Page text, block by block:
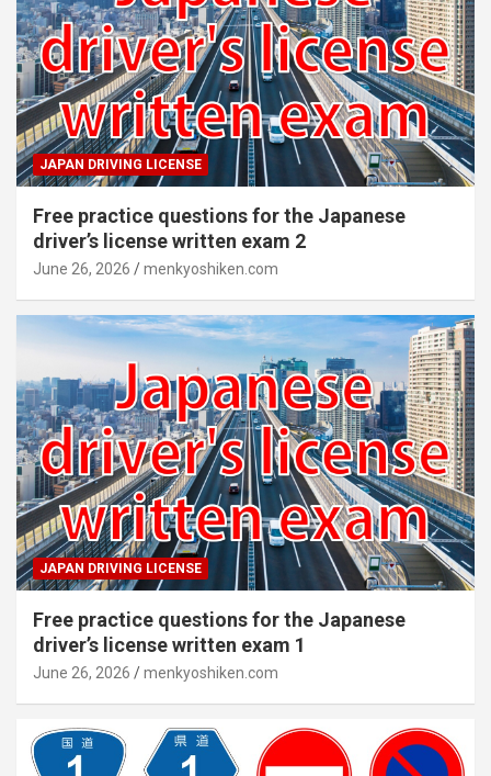
JAPAN DRIVING LICENSE
Free practice questions for the Japanese
driver’s license written exam 2
June 26, 2026 menkyoshiken.com
JAPAN DRIVING LICENSE
Free practice questions for the Japanese
driver’s license written exam 1
June 26, 2026 menkyoshiken.com